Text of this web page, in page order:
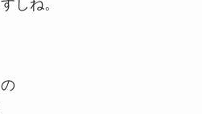
しね。